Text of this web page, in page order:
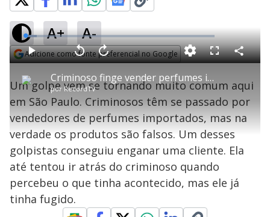
A+ A-
Adicione como fonte preferencial no Google
Opens in new window P
l
a
y
Criminoso finge vender perfumes importados para aplicar golpe
por RecordTV
P V
t
a
r
0
e
g
n
d
s
A
a
n
1
s
e
u
n
o
s
M
u
L
o
a
d
e
.
0
7
%
F
s
c
e
n
C
o
a
r
i
l
a
Um golpe vem se tornando muito comum aqui
em São Paulo. Criminosos têm se passado por
vendedores de perfumes importados, mas na
verdade os produtos são falsos. Um desses
golpistas conseguiu enganar uma cliente. Ela
até tentou ir atrás do criminoso quando
percebeu o que tinha acontecido, mas ele já
tinha fugido.